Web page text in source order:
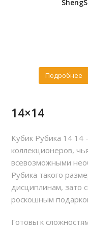
Подробнее
14×14
Кубик Рубика 14 14
коллекционеров,
всевозможными
Рубика такого
дисциплинам, зато
роскошным
Готовы к